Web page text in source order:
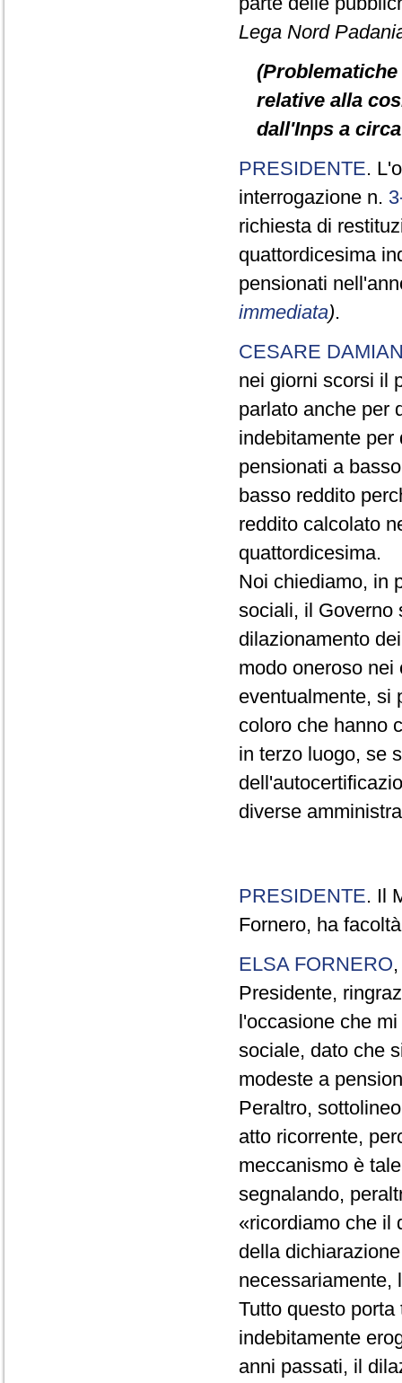
Lega Nord
relative alla
dall'Inps a
PRESIDENTE.
interrogazione n.
richiesta di
quattordicesima
pensionati
immediata).
CESARE
nei giorni scorsi il
parlato anche per
indebitamente
pensionati a
basso reddito
reddito calcolato
quattordicesima.
Noi chiediamo, in
sociali, il Governo
dilazionamento
modo oneroso
eventualmente, si
coloro che hanno
in terzo luogo, se
diverse
PRESIDENTE. Il
Fornero, ha
ELSA FORNERO
Presidente,
l'occasione che
sociale, dato che
modeste a
Peraltro,
atto ricorrente,
meccanismo è
segnalando,
«ricordiamo che il
della
Tutto questo
indebitamente
anni passati, il